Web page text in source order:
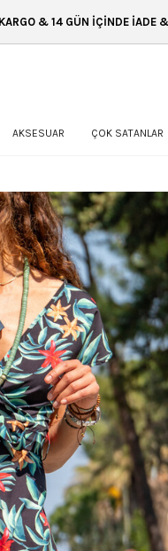
İADE & ÜCRETSİZ
AKSESUAR ÇOK SATANLAR